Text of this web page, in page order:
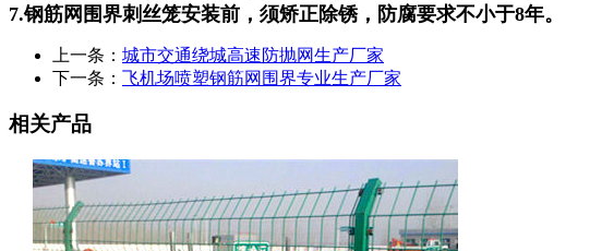
7.钢筋网围界刺丝笼安装前，须矫正除锈，防腐要求不小于8年。
上一条： 城市交通绕城高速防抛网生产厂家
下一条： 飞机场喷塑钢筋网围界专业生产厂家
相关产品